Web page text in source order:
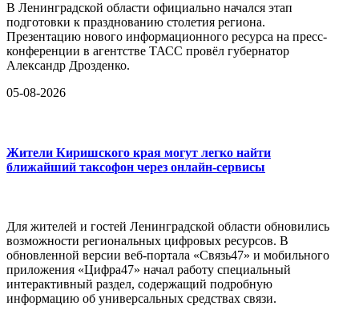
В Ленинградской области официально начался этап
подготовки к празднованию столетия региона.
Презентацию нового информационного ресурса на пресс-
конференции в агентстве ТАСС провёл губернатор
Александр Дрозденко.
05-08-2026
Жители Киришского края могут легко найти
ближайший таксофон через онлайн-сервисы
Для жителей и гостей Ленинградской области обновились
возможности региональных цифровых ресурсов. В
обновленной версии веб-портала «Связь47» и мобильного
приложения «Цифра47» начал работу специальный
интерактивный раздел, содержащий подробную
информацию об универсальных средствах связи.